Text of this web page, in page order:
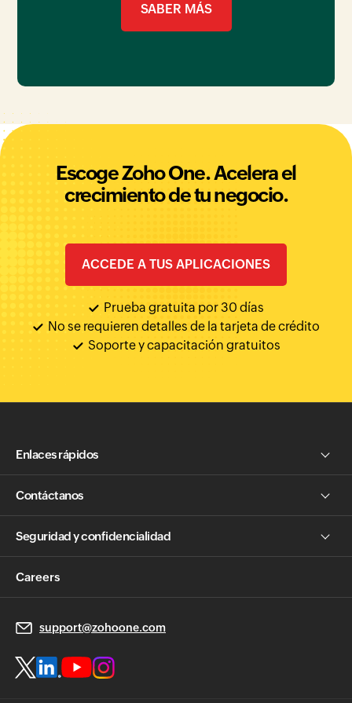
SABER MÁS
Escoge Zoho One. Acelera el
crecimiento de tu negocio.
ACCEDE A TUS APLICACIONES
Prueba gratuita por 30 días
No se requieren detalles de la tarjeta de crédito
Soporte y capacitación gratuitos
Enlaces rápidos
Contáctanos
Seguridad y confidencialidad
Careers
support@zohoone.com